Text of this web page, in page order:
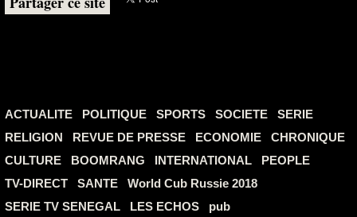
ACTUALITE POLITIQUE SPORTS SOCIETE
SERIE
RELIGION
REVUE DE PRESSE ECONOMIE
CHRONIQUE
CULTURE
BOOMRANG INTERNATIONAL
PEOPLE
TV-DIRECT
SANTE
World Cub Russie 2018
SERIE TV SENEGAL
LES ECHOS
pub